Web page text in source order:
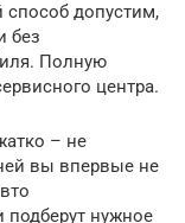
способ допустим,
без
Полную
центра.
– не
вы впервые не
нужное